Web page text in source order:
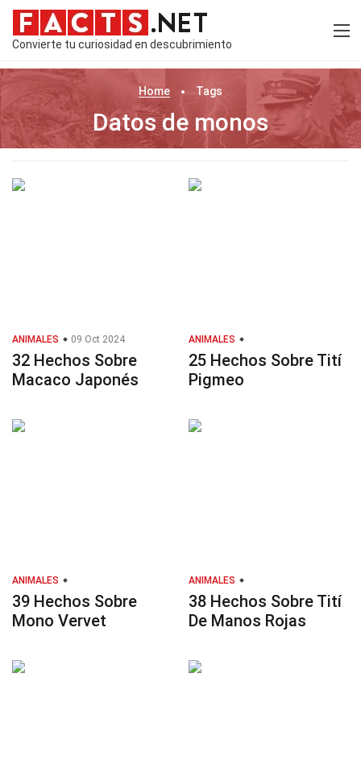
Convierte tu curiosidad en descubrimiento
Home Tags
Datos de monos
ANIMALES 09 Oct 2024
32 Hechos Sobre
Macaco Japonés
ANIMALES
25 Hechos Sobre Tití
Pigmeo
ANIMALES
39 Hechos Sobre
Mono Vervet
ANIMALES
38 Hechos Sobre Tití
De Manos Rojas